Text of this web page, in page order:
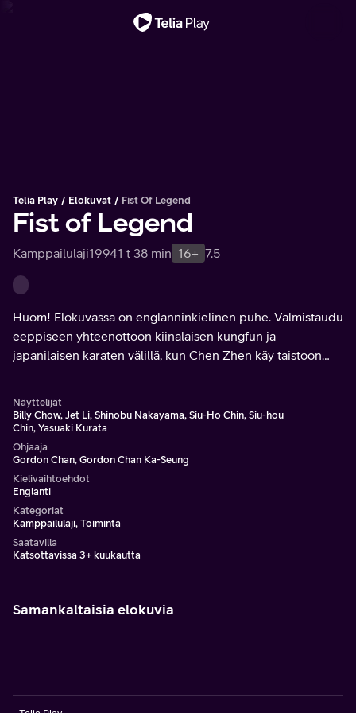
Telia Play Elokuvat Fist Of Legend
Fist of Legend
Kamppailulaji19941 t 38 min 16+ 7.5
Huom! Elokuvassa on englanninkielinen puhe. Valmistaudu
eeppiseen yhteenottoon kiinalaisen kungfun ja
japanilaisen karaten välillä, kun Chen Zhen käy taistoon
Näyttelijät
Billy Chow, Jet Li, Shinobu Nakayama, Siu-Ho Chin, Siu-hou
Chin, Yasuaki Kurata
Ohjaaja
Gordon Chan, Gordon Chan Ka-Seung
Kielivaihtoehdot
Englanti
Kategoriat
Kamppailulaji, Toiminta
Saatavilla
Katsottavissa 3+ kuukautta
Samankaltaisia elokuvia